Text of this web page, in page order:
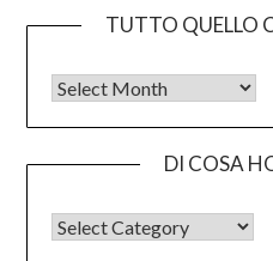
TUTTO QUELLO
Tutto quello che ho scritto
DI COSA
DI COSA HO SCRITTO